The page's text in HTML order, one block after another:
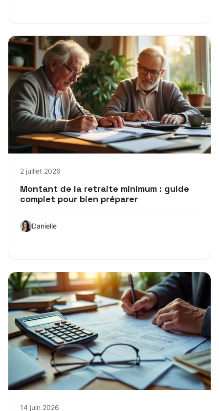
2 juillet 2026
Montant de la retraite minimum : guide
complet pour bien préparer
Danielle
14 juin 2026